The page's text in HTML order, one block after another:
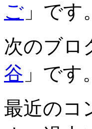
ご 」です。
次のブロ
谷 」です。
最近のコ